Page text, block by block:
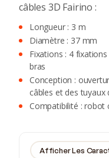
câbles 3D Fairino :
Longueur : 3 m
Diamètre : 37 mm
Fixations : 4
bras
Conception :
câbles et des tuyaux
Compatibilité : robot
Afficher Les